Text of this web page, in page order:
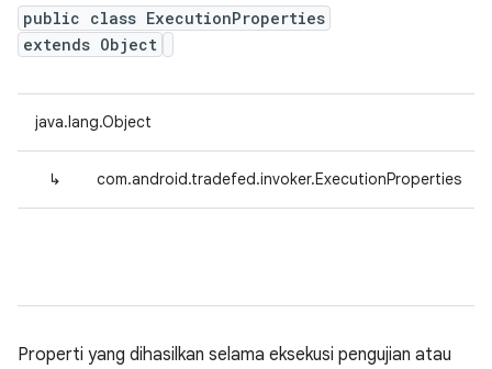
public class ExecutionProperties
extends Object
java.lang.Object
↳ com.android.tradefed.invoker.ExecutionProperties
Properti yang dihasilkan selama eksekusi pengujian atau